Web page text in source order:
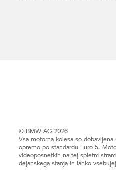
© BMW AG 2026
Vsa motorna kolesa so
opremo po standardu Euro 5..
videoposnetkih na tej spletni
dejanskega stanja in lahko